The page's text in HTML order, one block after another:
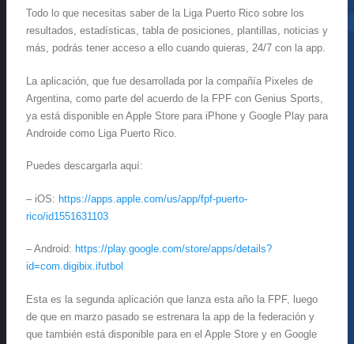
Todo lo que necesitas saber de la Liga Puerto Rico sobre los
resultados, estadísticas, tabla de posiciones, plantillas, noticias y
más, podrás tener acceso a ello cuando quieras, 24/7 con la app.
La aplicación, que fue desarrollada por la compañía Pixeles de
Argentina, como parte del acuerdo de la FPF con Genius Sports,
ya está disponible en Apple Store para iPhone y Google Play para
Androide como Liga Puerto Rico.
Puedes descargarla aquí:
– iOS: https://apps.apple.com/us/app/fpf-puerto-
rico/id1551631103
– Android: https://play.google.com/store/apps/details?
id=com.digibix.ifutbol
Esta es la segunda aplicación que lanza esta año la FPF, luego
de que en marzo pasado se estrenara la app de la federación y
que también está disponible para en el Apple Store y en Google